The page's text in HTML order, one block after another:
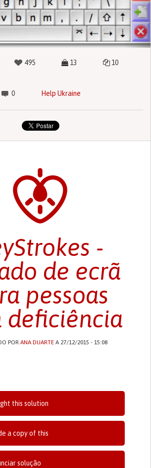
495 13 10
0 Help Ukraine
-
de ecrã
pessoas
deficiência
POR ANA DUARTEA 27/12/2015 - 15:08
this solution
a copy of this
solução